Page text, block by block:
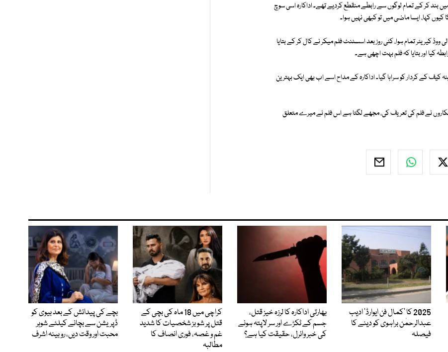
کر کے تمام لوگوں سے رابطے منقطع کردیے تھے۔ اداکارہ اسی سوچ
کیوں کہا، ایسا ماضی میں تو کبھی نہیں ہوا۔
ووڈ کیریئر تمام ہوا، کئی روز بعد اسسٹنٹ فلم میکر نے کال کر کے بتایا
کیا اور بتایا کہ فلم بہت اچھی ہے۔
کے کردار کو سراہا گیا۔ اداکارہ کے مداح اسے اب بھی ایک بہترین
نے فلم کی تعریف کی، مجھے لگتا ہے اس فلم نے میرے متعلق
2025 کا ’کمال فن ایوارڈ‘ ادیب
عبدالرحمٰن براہوی کو دینے کا
فیصلہ
بھارتی اداکارہ کا لرزہ خیز قتل،
جسم کے ٹکڑے اور سر لاپتہ ہونے
کی خبر وائرل، حقیقت کیا ہے؟
کراچی میں 18 ماہ کی بچی کے
قتل پر شوبز شخصیات کا شدید
غم و غصہ، فوری انصاف کا
مطالبہ
بچے کی پیدائش کے بعد بیوی کو
ڈپریشن سے بچانے کیلئے شوہر
محبت اور وقت دیں، روبینہ اشرف